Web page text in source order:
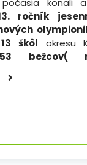
konali
ročník
13 škôl okresu
53 bežcov(